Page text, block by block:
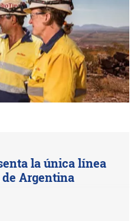
la única línea
Argentina